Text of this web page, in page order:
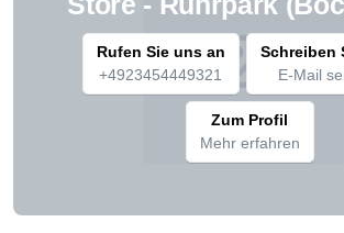
Rufen Sie uns an
+4923454449321
Schreiben
E-Mail
Zum Profil
Mehr erfahren